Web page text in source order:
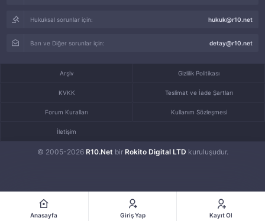
Hukuksal sorunlar için: hukuk@r10.net
Ban ve Diğer sorunlar için: detay@r10.net
© 2005-2026 R10.Net bir Rokito Digital LTD kuruluşudur.
Arşiv Gizlilik Politikası
KVKK Teslimat ve İade Şartları
Forum Kuralları Kullanım Sözleşmesi
İletişim
Anasayfa Giriş Yap Kayıt Ol